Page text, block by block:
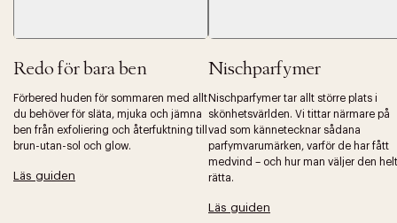
Redo för bara ben
Förbered huden för sommaren med allt
du behöver för släta, mjuka och jämna
ben från exfoliering och återfuktning till
brun-utan-sol och glow.
Läs guiden
Nischparfymer
Nischparfymer tar allt större plats i
skönhetsvärlden. Vi tittar närmare på
vad som kännetecknar sådana
parfymvarumärken, varför de har fått
medvind – och hur man väljer den helt
rätta.
Läs guiden